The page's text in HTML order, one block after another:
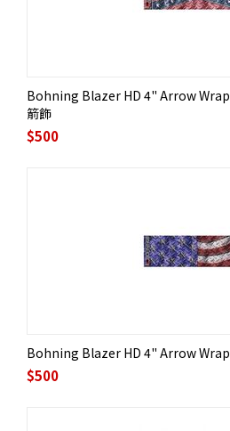
Bohning Blazer HD 4" Arrow
箭飾
$500
Bohning Blazer HD 4" Arrow
$500